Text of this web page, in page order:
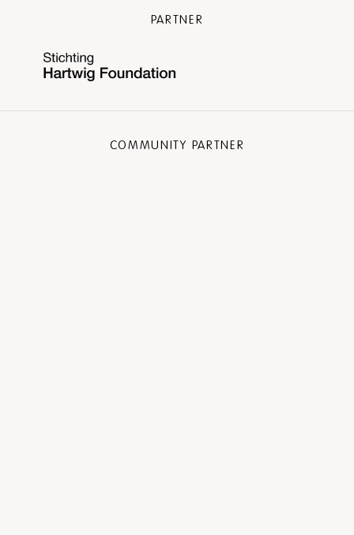
PARTNER
COMMUNITY PARTNER